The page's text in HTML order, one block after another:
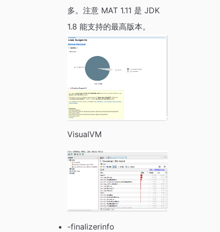
多。注意 MAT 1.11 是 JDK
1.8 能支持的最高版本。
VisualVM
-finalizerinfo